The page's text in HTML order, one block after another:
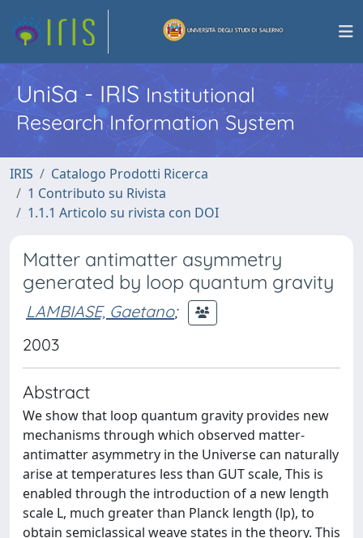
UniSa - IRISInstitutional
Research Information System
IRIS
Catalogo Prodotti Ricerca
1 Contributo su Rivista
1.1.1 Articolo su rivista con DOI
Matter antimatter asymmetry
generated by loop quantum gravity
LAMBIASE, Gaetano;
2003
Abstract
We show that loop quantum gravity provides new
mechanisms through which observed matter-
antimatter asymmetry in the Universe can naturally
arise at temperatures less than GUT scale, This is
enabled through the introduction of a new length
scale L, much greater than Planck length (lp), to
obtain semiclassical weave states in the theory. This